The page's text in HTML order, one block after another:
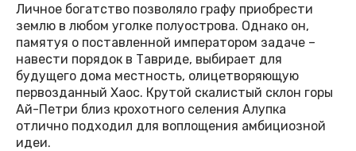
Личное богатство позволяло графу приобрести
землю в любом уголке полуострова. Однако он,
памятуя о поставленной императором задаче –
навести порядок в Тавриде, выбирает для
будущего дома местность, олицетворяющую
первозданный Хаос. Крутой скалистый склон горы
Ай-Петри близ крохотного селения Алупка
отлично подходил для воплощения амбициозной
идеи.